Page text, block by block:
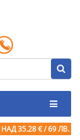
НАД 35.28 € / 69 ЛВ.